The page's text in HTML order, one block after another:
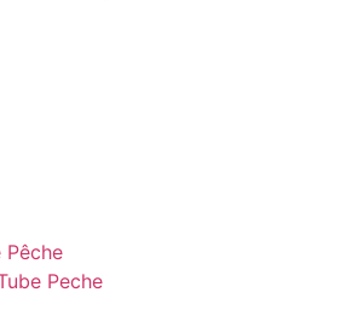
Pêche
Peche